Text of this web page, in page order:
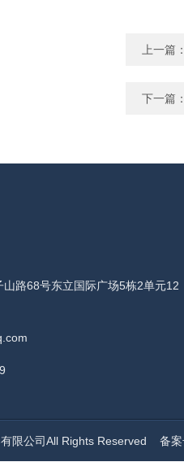
上一篇
下一篇
路68号东立国际广场5栋2单元12
限公司All Rights Reserved 备